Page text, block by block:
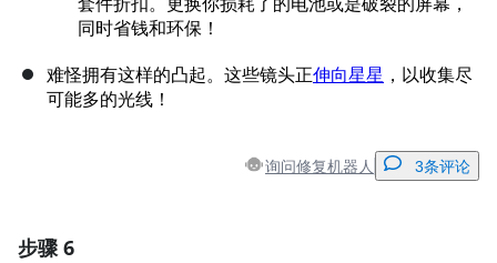
同时省钱和环保！
难怪拥有这样的凸起。这些镜头正伸向星星 ，以收集尽
可能多的光线！
询问修复机器人 3条评论
步骤 6